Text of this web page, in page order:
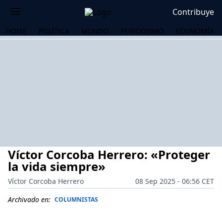
Contribuye
HOME POLÍTICA MUNDO PERIODISMO ECONOMÍA
Víctor Corcoba Herrero: «Proteger
la vida siempre»
Víctor Corcoba Herrero
08 Sep 2025 - 06:56 CET
Archivado en: COLUMNISTAS